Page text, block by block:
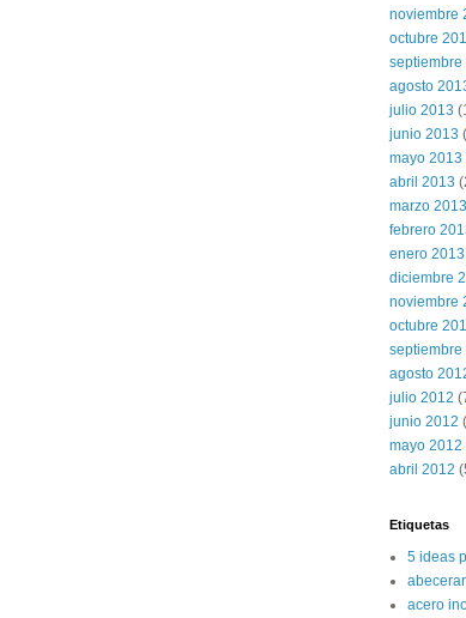
noviembre
octubre
septiembre
agosto
julio 2013
junio 2013
mayo 2013
abril 2013
marzo 2013
febrero
enero 2013
diciembre
noviembre
octubre
septiembre
agosto
julio 2012
junio 2012
mayo 2012
abril 2012
Etiquetas
5 ideas
acero